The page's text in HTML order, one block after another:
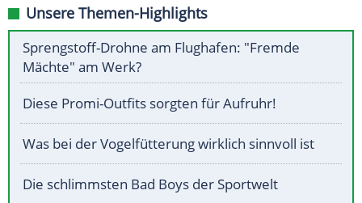
Unsere Themen-Highlights
Sprengstoff-Drohne am Flughafen: "Fremde
Mächte" am Werk?
Diese Promi-Outfits sorgten für Aufruhr!
Was bei der Vogelfütterung wirklich sinnvoll ist
Die schlimmsten Bad Boys der Sportwelt